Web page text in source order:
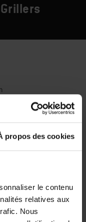
propos des cookies
le contenu
relatives aux
Nous